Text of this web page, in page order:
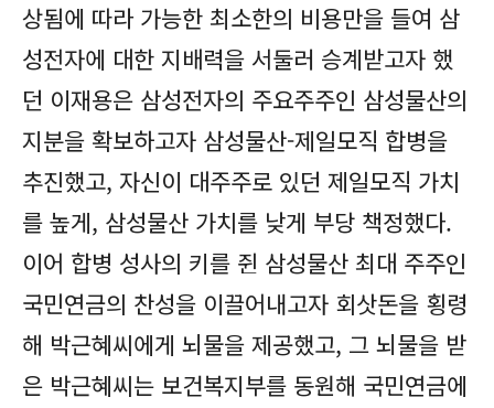
상됨에 따라 가능한 최소한의 비용만을 들여 삼
성전자에 대한 지배력을 서둘러 승계받고자 했
던 이재용은 삼성전자의 주요주주인 삼성물산의
지분을 확보하고자 삼성물산-제일모직 합병을
추진했고, 자신이 대주주로 있던 제일모직 가치
를 높게, 삼성물산 가치를 낮게 부당 책정했다.
이어 합병 성사의 키를 쥔 삼성물산 최대 주주인
국민연금의 찬성을 이끌어내고자 회삿돈을 횡령
해 박근혜씨에게 뇌물을 제공했고, 그 뇌물을 받
은 박근혜씨는 보건복지부를 동원해 국민연금에